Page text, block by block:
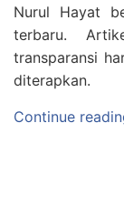
Nurul Hayat
terbaru.
transparansi
diterapkan.
Continue